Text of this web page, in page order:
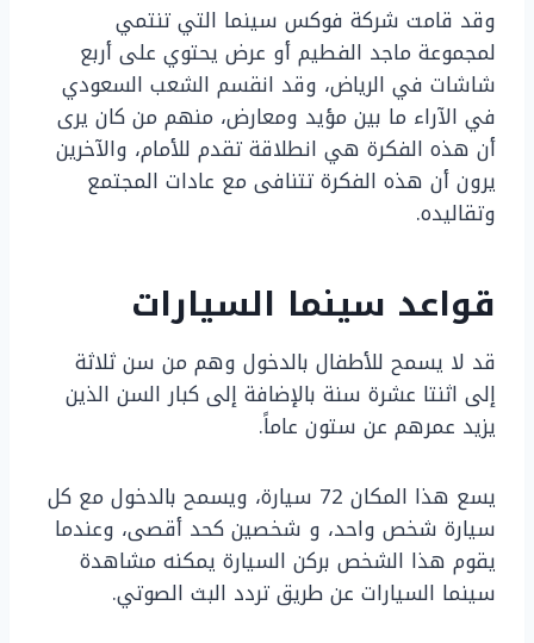
وقد قامت شركة فوكس سينما التي تنتمي
لمجموعة ماجد الفطيم أو عرض يحتوي على أربع
شاشات في الرياض، وقد انقسم الشعب السعودي
في الآراء ما بين مؤيد ومعارض، منهم من كان يرى
أن هذه الفكرة هي انطلاقة تقدم للأمام، والآخرين
يرون أن هذه الفكرة تتنافى مع عادات المجتمع
وتقاليده.
قواعد سينما السيارات
قد لا يسمح للأطفال بالدخول وهم من سن ثلاثة
إلى اثنتا عشرة سنة بالإضافة إلى كبار السن الذين
يزيد عمرهم عن ستون عاماً.
يسع هذا المكان 72 سيارة، ويسمح بالدخول مع كل
سيارة شخص واحد، و شخصين كحد أقصى، وعندما
يقوم هذا الشخص بركن السيارة يمكنه مشاهدة
سينما السيارات عن طريق تردد البث الصوتي.